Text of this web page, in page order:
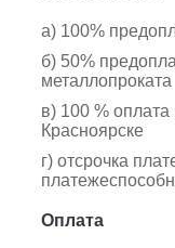
а) 100%
б) 50%
металлопроката
в) 100 % оплата
Красноярске
г) отсрочка
Оплата